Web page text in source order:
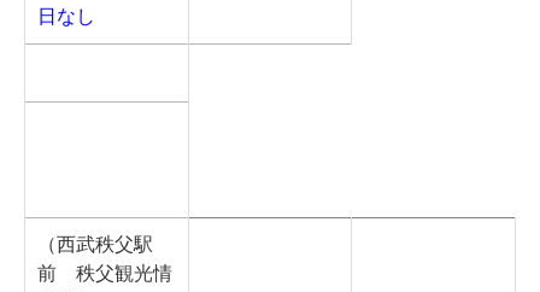
日なし
（西武秩父駅
前 秩父観光情